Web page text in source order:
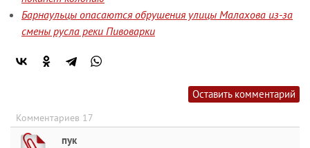
Барнаульцы опасаются обрушения улицы Малахова из-за
смены русла реки Пивоварки
Оставить комментарий
Комментариев 17
пук